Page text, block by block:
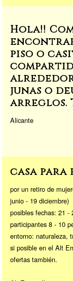
Hola!!
piso o
junas o
arreglos.
Alicante
casa
por un retiro de
junio - 19 diciembre)
posibles fechas: 21 -
participantes 8 - 10
entorno: naturaleza,
si posible en el Alt
ofertas también.